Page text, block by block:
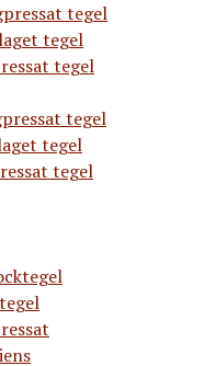
tegel
tegel
tegel
tegel
tegel
tegel